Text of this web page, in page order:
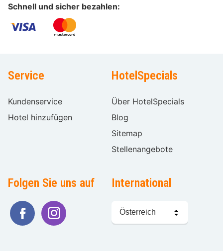
Schnell und sicher bezahlen:
Service
Kundenservice
Hotel hinzufügen
HotelSpecials
Über HotelSpecials
Blog
Sitemap
Stellenangebote
Folgen Sie uns auf International
Sprache
wählen